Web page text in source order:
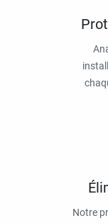
Notre